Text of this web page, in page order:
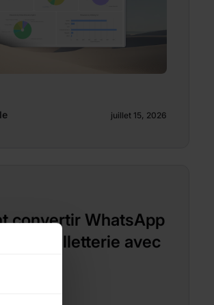
juillet 15, 2026
convertir WhatsApp
de billetterie avec